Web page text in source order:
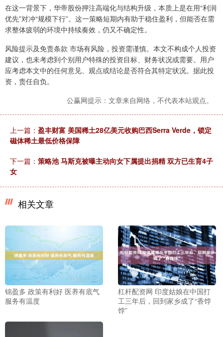
在这一背景下，华帝股份押注高端化与结构升级，本质上是在用“利润
优先”对冲“规模下行”。这一策略短期内有助于稳住盈利，但能否在需
求整体疲弱的环境中持续奏效，仍又不确定性。
风险提示及免责条款 市场有风险，投资需谨慎。本文不构成个人投资
建议，也未考虑到个别用户特殊的投资目标、财务状况或需要。用户
应考虑本文中的任何意见、观点或结论是否符合其特定状况。据此投
资，责任自负。
公赢网提示：文章来自网络，不代表本站观点。
上一篇： 盈丰财富 美国稀土28亿美元收购巴西Serra Verde，锁定
磁体稀土最低价格保障
下一篇： 策略池 马斯克被曝主动向女下属提出捐精 双方已生育4子
女
相关文章
锦盈多 政策有利好 医养有底气
服务有温度
杠杆配资网 印度姑娘在中国打
工三年后，回到家乡成了“香饽
饽”